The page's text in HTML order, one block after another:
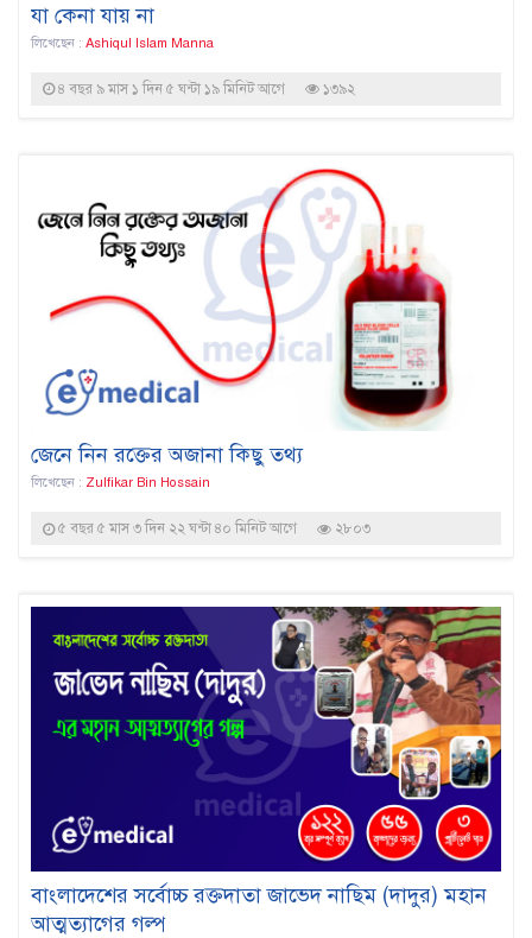
যা কেনা যায় না
লিখেছেন : Ashiqul Islam Manna
৪ বছর ৯ মাস ১ দিন ৫ ঘন্টা ১৯ মিনিট আগে ১৩৯২
জেনে নিন রক্তের অজানা কিছু তথ্য
লিখেছেন : Zulfikar Bin Hossain
৫ বছর ৫ মাস ৩ দিন ২২ ঘন্টা ৪০ মিনিট আগে ২৮০৩
বাংলাদেশের সর্বোচ্চ রক্তদাতা জাভেদ নাছিম (দাদুর) মহান
আত্মত্যাগের গল্প